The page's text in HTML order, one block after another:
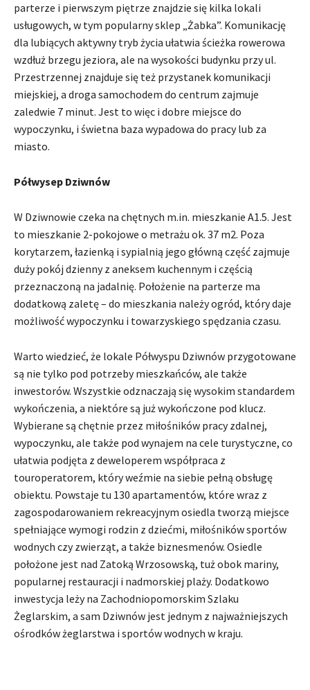
parterze i pierwszym piętrze znajdzie się kilka lokali
usługowych, w tym popularny sklep „Żabka”. Komunikację
dla lubiących aktywny tryb życia ułatwia ścieżka rowerowa
wzdłuż brzegu jeziora, ale na wysokości budynku przy ul.
Przestrzennej znajduje się też przystanek komunikacji
miejskiej, a droga samochodem do centrum zajmuje
zaledwie 7 minut. Jest to więc i dobre miejsce do
wypoczynku, i świetna baza wypadowa do pracy lub za
miasto.
Półwysep Dziwnów
W Dziwnowie czeka na chętnych m.in. mieszkanie A1.5. Jest
to mieszkanie 2-pokojowe o metrażu ok. 37 m2. Poza
korytarzem, łazienką i sypialnią jego główną część zajmuje
duży pokój dzienny z aneksem kuchennym i częścią
przeznaczoną na jadalnię. Położenie na parterze ma
dodatkową zaletę – do mieszkania należy ogród, który daje
możliwość wypoczynku i towarzyskiego spędzania czasu.
Warto wiedzieć, że lokale Półwyspu Dziwnów przygotowane
są nie tylko pod potrzeby mieszkańców, ale także
inwestorów. Wszystkie odznaczają się wysokim standardem
wykończenia, a niektóre są już wykończone pod klucz.
Wybierane są chętnie przez miłośników pracy zdalnej,
wypoczynku, ale także pod wynajem na cele turystyczne, co
ułatwia podjęta z deweloperem współpraca z
touroperatorem, który weźmie na siebie pełną obsługę
obiektu. Powstaje tu 130 apartamentów, które wraz z
zagospodarowaniem rekreacyjnym osiedla tworzą miejsce
spełniające wymogi rodzin z dziećmi, miłośników sportów
wodnych czy zwierząt, a także biznesmenów. Osiedle
położone jest nad Zatoką Wrzosowską, tuż obok mariny,
popularnej restauracji i nadmorskiej plaży. Dodatkowo
inwestycja leży na Zachodniopomorskim Szlaku
Żeglarskim, a sam Dziwnów jest jednym z najważniejszych
ośrodków żeglarstwa i sportów wodnych w kraju.